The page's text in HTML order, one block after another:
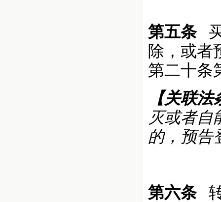
第五条买
除，或者
第二十条
【关联法
灭或者
的，预告
第六条转